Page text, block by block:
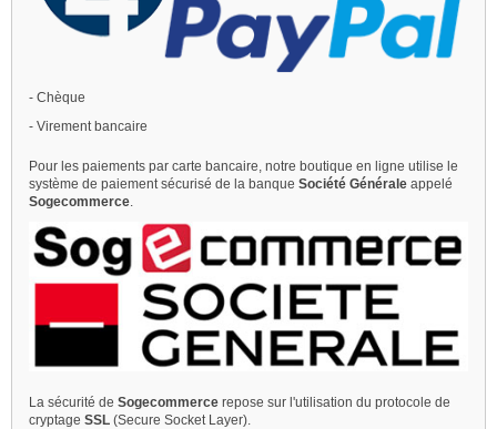
- Chèque
- Virement bancaire
Pour les paiements par carte bancaire, notre boutique en ligne utilise le
système de paiement sécurisé de la banque Société Générale appelé
Sogecommerce.
La sécurité de Sogecommerce repose sur l'utilisation du protocole de
cryptage SSL (Secure Socket Layer).